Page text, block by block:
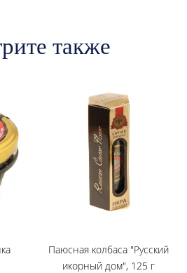
также
Паюсная колбаса "Русский
икорный дом", 125 г